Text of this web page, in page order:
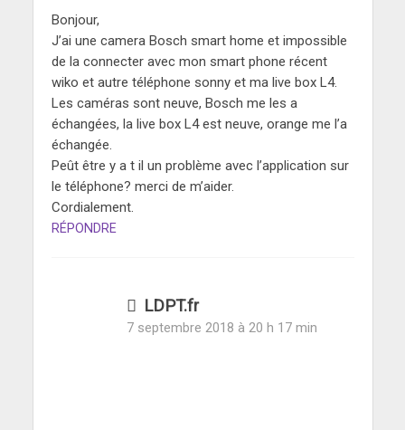
Bonjour,
J’ai une camera Bosch smart home et impossible
de la connecter avec mon smart phone récent
wiko et autre téléphone sonny et ma live box L4.
Les caméras sont neuve, Bosch me les a
échangées, la live box L4 est neuve, orange me l’a
échangée.
Peût être y a t il un problème avec l’application sur
le téléphone? merci de m’aider.
Cordialement.
RÉPONDRE
LDPT.fr
7 septembre 2018 à 20 h 17 min